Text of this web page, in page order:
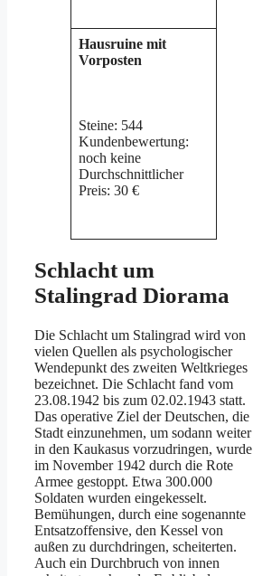
Hausruine mit
Vorposten
Steine: 544
Kundenbewertung:
noch keine
Durchschnittlicher
Preis: 30 €
Schlacht um
Stalingrad Diorama
Die Schlacht um Stalingrad wird von
vielen Quellen als psychologischer
Wendepunkt des zweiten Weltkrieges
bezeichnet. Die Schlacht fand vom
23.08.1942 bis zum 02.02.1943 statt.
Das operative Ziel der Deutschen, die
Stadt einzunehmen, um sodann weiter
in den Kaukasus vorzudringen, wurde
im November 1942 durch die Rote
Armee gestoppt. Etwa 300.000
Soldaten wurden eingekesselt.
Bemühungen, durch eine sogenannte
Entsatzoffensive, den Kessel von
außen zu durchdringen, scheiterten.
Auch ein Durchbruch von innen